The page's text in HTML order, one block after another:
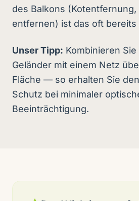
des Balkons (Kotentfernung,
entfernen) ist das oft bereits
Unser Tipp: Kombinieren
Geländer mit einem Netz
Fläche — so erhalten Sie
Schutz bei minimaler
Beeinträchtigung.